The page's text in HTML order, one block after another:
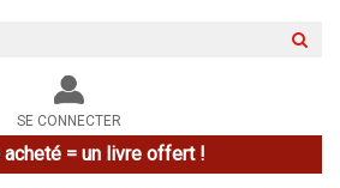
le
site
SE CONNECTER
acheté = un livre offert !